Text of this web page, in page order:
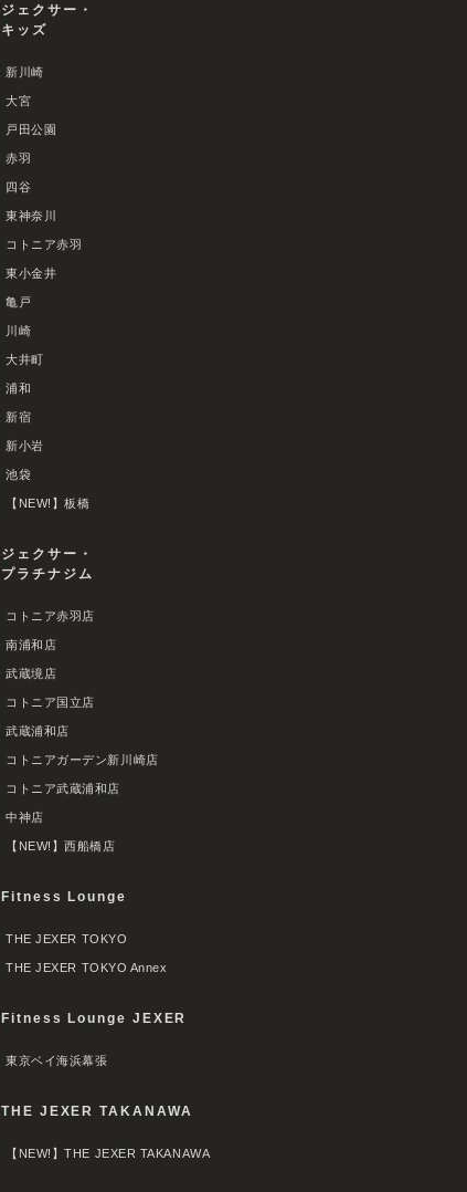
ジェクサー・
キッズ
新川崎
大宮
戸田公園
赤羽
四谷
東神奈川
コトニア赤羽
東小金井
亀戸
川崎
大井町
浦和
新宿
新小岩
池袋
【NEW!】板橋
ジェクサー・
プラチナジム
コトニア赤羽店
南浦和店
武蔵境店
コトニア国立店
武蔵浦和店
コトニアガーデン新川崎店
コトニア武蔵浦和店
中神店
【NEW!】西船橋店
Fitness Lounge
THE JEXER TOKYO
THE JEXER TOKYO Annex
Fitness Lounge JEXER
東京ベイ海浜幕張
THE JEXER TAKANAWA
【NEW!】THE JEXER TAKANAWA